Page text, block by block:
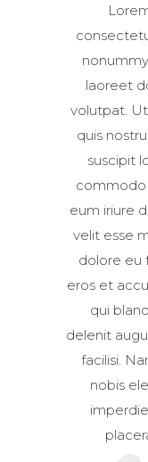
laoreet
volutpat.
quis
suscipit
commodo
eum iriure
velit esse
dolore eu
eros et
qui
delenit
facilisi.
nobis